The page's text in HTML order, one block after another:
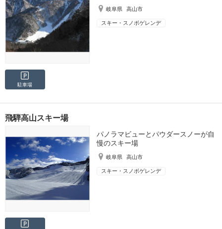
岐阜県 高山市
スキー・スノボゲレンデ
駐車場
飛騨高山スキー場
パノラマビューとパウダースノーが自
慢のスキー場
岐阜県 高山市
スキー・スノボゲレンデ